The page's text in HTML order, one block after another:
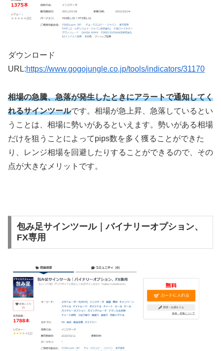
ダウンロード
URL:https://www.gogojungle.co.jp/tools/indicators/31170
相場の急騰、急落が発生したときにアラートで通知してく
れるサインツールです。相場が急上昇、急落しているとい
うことは、相場に勢いがあるといえます。勢いがある相場
だけを狙うことによってpips数を多く獲ることができた
り、レンジ相場を回避したりすることができるので、その
点が大きなメリットです。
包み足サインツール｜バイナリーオプション、
FX専用